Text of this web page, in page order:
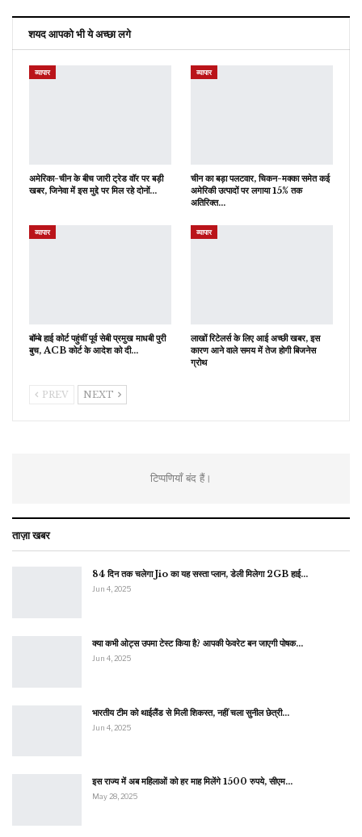
शयद आपको भी ये अच्छा लगे
व्यापार
अमेरिका-चीन के बीच जारी ट्रेड वॉर पर बड़ी
खबर, जिनेवा में इस मुद्दे पर मिल रहे दोनों…
व्यापार
चीन का बड़ा पलटवार, चिकन-मक्का समेत कई
अमेरिकी उत्पादों पर लगाया 15% तक
अतिरिक्त…
व्यापार
बॉम्बे हाई कोर्ट पहुंचीं पूर्व सेबी प्रमुख माधबी पुरी
बुच, ACB कोर्ट के आदेश को दी…
व्यापार
लाखों रिटेलर्स के लिए आई अच्छी खबर, इस
कारण आने वाले समय में तेज होगी बिजनेस
ग्रोथ
PREV NEXT
टिप्पणियाँ बंद हैं।
ताज़ा खबर
84 दिन तक चलेगा Jio का यह सस्ता प्लान, डेली मिलेगा 2GB हाई…
Jun 4, 2025
क्या कभी ओट्स उपमा टेस्ट किया है? आपकी फेवरेट बन जाएगी पोषक…
Jun 4, 2025
भारतीय टीम को थाईलैंड से मिली शिकस्त, नहीं चला सुनील छेत्री…
Jun 4, 2025
इस राज्य में अब महिलाओं को हर माह मिलेंगे 1500 रुपये, सीएम…
May 28, 2025